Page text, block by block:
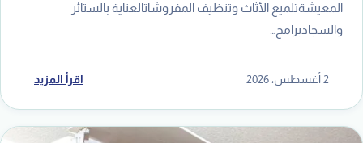
المعيشةتلميع الأثاث وتنظيف المفروشاتالعناية بالستائر
والسجادبرامج…
2 أغسطس، 2026 اقرأ المزيد